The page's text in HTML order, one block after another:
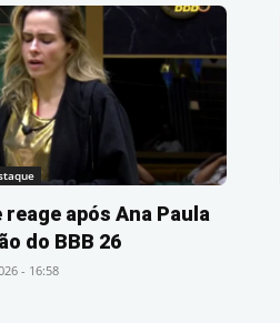
após Ana Paula
do BBB 26
- 16:58